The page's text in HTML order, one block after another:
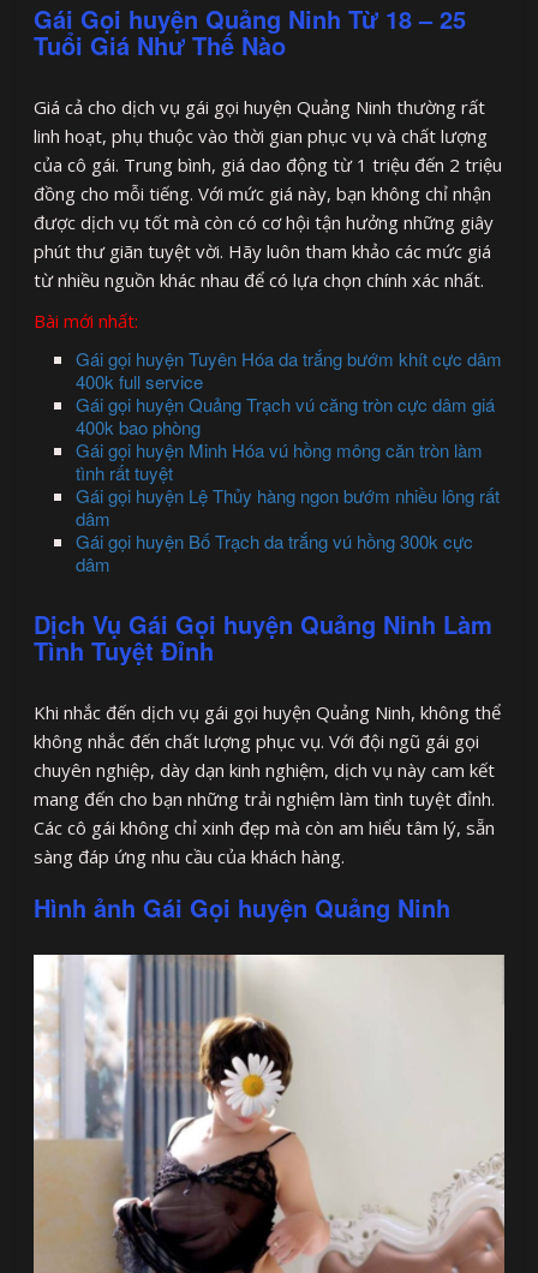
Gái Gọi huyện Quảng Ninh Từ 18 – 25
Tuổi Giá Như Thế Nào
Giá cả cho dịch vụ gái gọi huyện Quảng Ninh thường rất
linh hoạt, phụ thuộc vào thời gian phục vụ và chất lượng
của cô gái. Trung bình, giá dao động từ 1 triệu đến 2 triệu
đồng cho mỗi tiếng. Với mức giá này, bạn không chỉ nhận
được dịch vụ tốt mà còn có cơ hội tận hưởng những giây
phút thư giãn tuyệt vời. Hãy luôn tham khảo các mức giá
từ nhiều nguồn khác nhau để có lựa chọn chính xác nhất.
Bài mới nhất:
Gái gọi huyện Tuyên Hóa da trắng bướm khít cực dâm
400k full service
Gái gọi huyện Quảng Trạch vú căng tròn cực dâm giá
400k bao phòng
Gái gọi huyện Minh Hóa vú hồng mông căn tròn làm
tình rất tuyệt
Gái gọi huyện Lệ Thủy hàng ngon bướm nhiều lông rất
dâm
Gái gọi huyện Bố Trạch da trắng vú hồng 300k cực
dâm
Dịch Vụ Gái Gọi huyện Quảng Ninh Làm
Tình Tuyệt Đỉnh
Khi nhắc đến dịch vụ gái gọi huyện Quảng Ninh, không thể
không nhắc đến chất lượng phục vụ. Với đội ngũ gái gọi
chuyên nghiệp, dày dạn kinh nghiệm, dịch vụ này cam kết
mang đến cho bạn những trải nghiệm làm tình tuyệt đỉnh.
Các cô gái không chỉ xinh đẹp mà còn am hiểu tâm lý, sẵn
sàng đáp ứng nhu cầu của khách hàng.
Hình ảnh Gái Gọi huyện Quảng Ninh